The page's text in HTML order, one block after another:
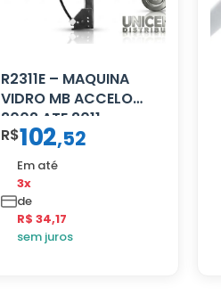
R2311E – MAQUINA
VIDRO MB ACCELO
2002 ATE 2011
S/MOTOR LE
R$102,52
Em até
3x
de
R$ 34,17
sem juros